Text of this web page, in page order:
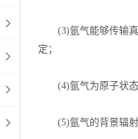
(3)氩气能够传输真
定；
(4)氩气为原子状态
(5)氩气的背景辐射